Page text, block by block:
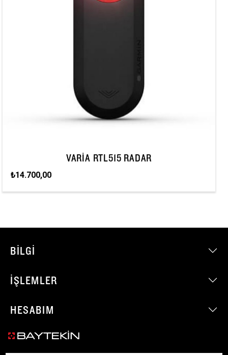
VARIA RTL515 RADAR
₺14.700,00
BILGI
İŞLEMLER
HESABIM